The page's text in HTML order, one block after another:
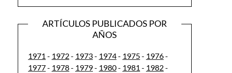
ARTÍCULOS PUBLICADOS POR
AÑOS
1971 - 1972- 1973- 1974- 1975- 1976-
1977- 1978- 1979- 1980- 1981 - 1982-